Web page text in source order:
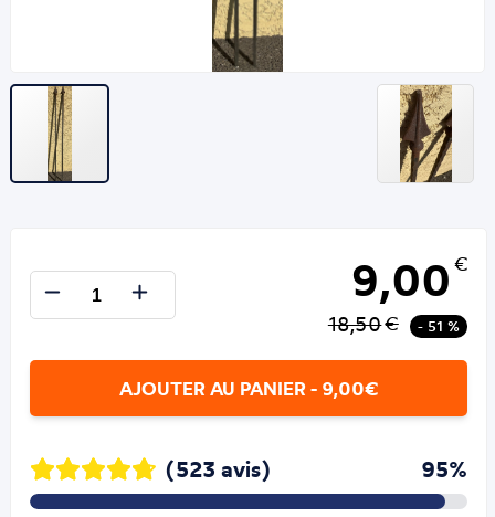
9,00 €
18,50€ - 51 %
AJOUTER AU PANIER - 9,00€
(523 avis) 95%